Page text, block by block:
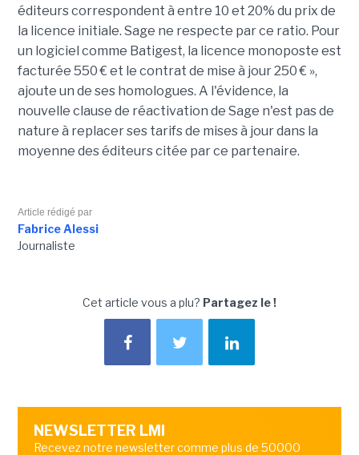
éditeurs correspondent à entre 10 et 20% du prix de
la licence initiale. Sage ne respecte par ce ratio. Pour
un logiciel comme Batigest, la licence monoposte est
facturée 550 € et le contrat de mise à jour 250 € »,
ajoute un de ses homologues. A l'évidence, la
nouvelle clause de réactivation de Sage n'est pas de
nature à replacer ses tarifs de mises à jour dans la
moyenne des éditeurs citée par ce partenaire.
Article rédigé par
Fabrice Alessi
Journaliste
Cet article vous a plu? Partagez le !
NEWSLETTER LMI
Recevez notre newsletter comme plus de 50000